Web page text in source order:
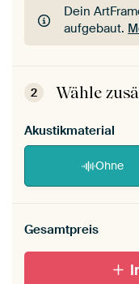
Dein
aufgebaut.
Dein
aufgebaut.
2 Wähle
Akustikmaterial
Ohne
Gesamtpreis